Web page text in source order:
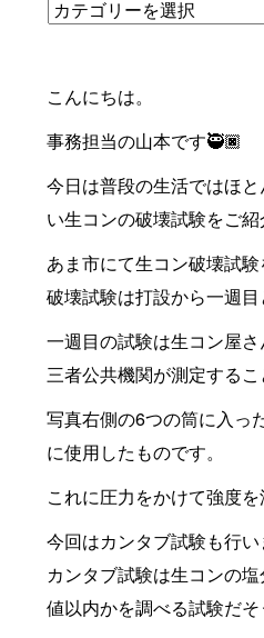
こんにちは。
事務担当の山本です🥷🏿
今日は普段の生活ではほ
い生コンの破壊試験をご
あま市にて生コン破壊試験
破壊試験は打設から一週目
一週目の試験は生コン屋
三者公共機関が測定するこ
写真右側の6つの筒に入っ
に使用したものです。
これに圧力をかけて強度を
今回はカンタブ試験も行い
カンタブ試験は生コンの
値以内かを調べる試験だそ